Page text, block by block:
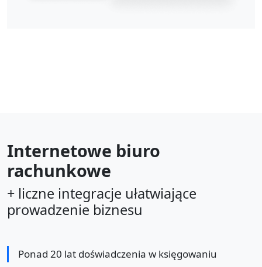
Internetowe biuro
rachunkowe
+ liczne integracje ułatwiające
prowadzenie biznesu
Ponad 20 lat doświadczenia w księgowaniu